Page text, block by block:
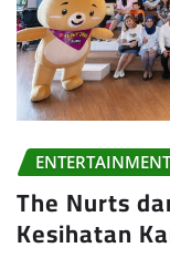
ENTERTAINMENT
The Nurts
Kesihatan